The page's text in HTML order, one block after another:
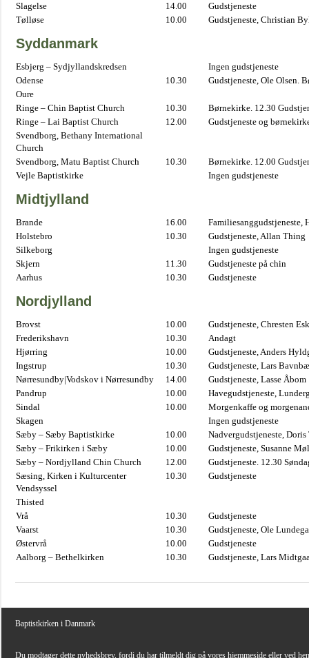
Slagelse
14.00
Gudstjeneste
Tølløse
10.00 Gudstjeneste, Christian
Syddanmark
Esbjerg – Sydjyllandskredsen
Ingen gudstjeneste
Odense
10.30
Gudstjeneste, Ole Olsen.
Oure
Ringe – Chin Baptist Church
10.30
Børnekirke. 12.30
Ringe – Lai Baptist Church
12.00
Gudstjeneste og
Svendborg, Bethany International
Church
Svendborg, Matu Baptist Church
10.30
Børnekirke. 12.00
Vejle Baptistkirke
Ingen gudstjeneste
Midtjylland
Brande 16.00
Familiesanggudstjeneste,
Holstebro
10.30
Gudstjeneste, Allan Thing
Silkeborg
Ingen gudstjeneste
Skjern
11.30
Gudstjeneste på chin
Aarhus
10.30 Gudstjeneste
Nordjylland
Brovst 10.00
Gudstjeneste, Chresten
Frederikshavn
10.30
Andagt
Hjørring
10.00
Gudstjeneste, Anders
Ingstrup
10.30
Gudstjeneste, Lars
Nørresundby|Vodskov i Nørresundby
14.00
Gudstjeneste, Lasse Åbom
Pandrup
10.00
Havegudstjeneste,
Sindal
10.00
Morgenkaffe og
Skagen
Ingen gudstjeneste
Sæby – Sæby Baptistkirke
10.00
Nadvergudstjeneste,
Sæby – Frikirken i Sæby
10.00
Gudstjeneste, Susanne
Sæby – Nordjylland Chin Church
12.00
Gudstjeneste. 12.30
Sæsing, Kirken i Kulturcenter
Vendsyssel
10.30 Gudstjeneste
Thisted
Vrå
10.30
Gudstjeneste
Vaarst
10.30
Gudstjeneste, Ole
Østervrå
10.00
Gudstjeneste
Aalborg – Bethelkirken
10.30 Gudstjeneste, Lars
Baptistkirken i Danmark
Du modtager dette nyhedsbrev, fordi du har tilmeldt dig på vores hjemmeside eller ved